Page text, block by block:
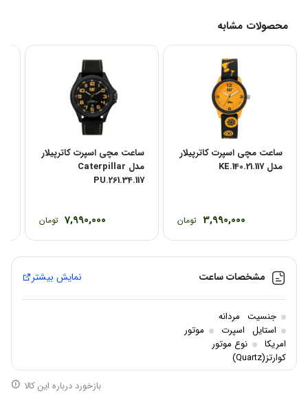
محصولات مشابه
ساعت مچی اسپرت کاترپیلار
مدل KE.140.21.117
3,990,000 تومان
ساعت مچی اسپرت کاترپیلار
مدل Caterpillar
PU.261.34.117
7,990,000 تومان
مشخصات ساعت نمایش بیشتر
جنسیت مردانه
استایل اسپرت
موتور
امریکا
نوع موتور
کوارتز(Quartz)
بازخورد درباره این کالا